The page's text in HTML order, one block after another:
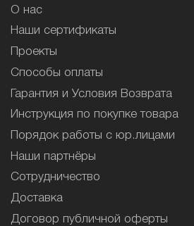
О нас
Наши сертификаты
Проекты
Способы оплаты
Гарантия и Условия Возврата
Инструкция по покупке товара
Порядок работы с юр.лицами
Наши партнёры
Сотрудничество
Доставка
Договор публичной оферты